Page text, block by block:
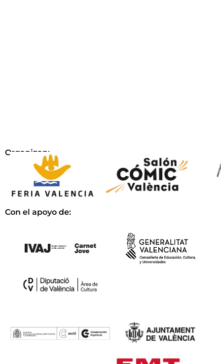
Organizan:
Con el apoyo de: